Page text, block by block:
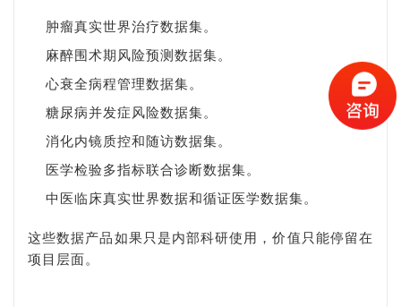
肿瘤真实世界治疗数据集。
麻醉围术期风险预测数据集。
心衰全病程管理数据集。
糖尿病并发症风险数据集。
消化内镜质控和随访数据集。
医学检验多指标联合诊断数据集。
中医临床真实世界数据和循证医学数据集。
这些数据产品如果只是内部科研使用，价值只能停留在
项目层面。